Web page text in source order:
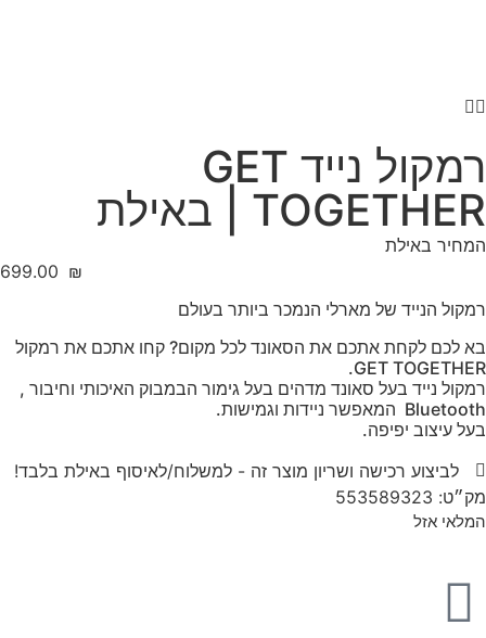
רמקול נייד GET
TOGETHER | באילת
המחיר באילת
‎699.00 ₪
רמקול הנייד של מארלי הנמכר ביותר בעולם
בא לכם לקחת אתכם את הסאונד לכל מקום? קחו אתכם את רמקול
GET TOGETHER.
רמקול נייד בעל סאונד מדהים בעל גימור הבמבוק האיכותי וחיבור ,
Bluetooth המאפשר ניידות וגמישות.
בעל עיצוב יפיפה.
לביצוע רכישה ושריון מוצר זה - למשלוח/לאיסוף באילת בלבד!
מק״ט: 553589323
המלאי אזל